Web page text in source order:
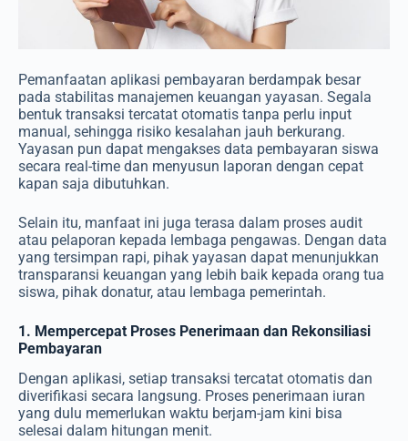
Pemanfaatan aplikasi pembayaran berdampak besar
pada stabilitas manajemen keuangan yayasan. Segala
bentuk transaksi tercatat otomatis tanpa perlu input
manual, sehingga risiko kesalahan jauh berkurang.
Yayasan pun dapat mengakses data pembayaran siswa
secara real-time dan menyusun laporan dengan cepat
kapan saja dibutuhkan.
Selain itu, manfaat ini juga terasa dalam proses audit
atau pelaporan kepada lembaga pengawas. Dengan data
yang tersimpan rapi, pihak yayasan dapat menunjukkan
transparansi keuangan yang lebih baik kepada orang tua
siswa, pihak donatur, atau lembaga pemerintah.
1. Mempercepat Proses Penerimaan dan Rekonsiliasi
Pembayaran
Dengan aplikasi, setiap transaksi tercatat otomatis dan
diverifikasi secara langsung. Proses penerimaan iuran
yang dulu memerlukan waktu berjam-jam kini bisa
selesai dalam hitungan menit.